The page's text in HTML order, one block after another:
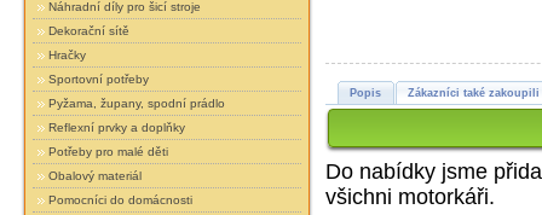
Náhradní díly pro šicí stroje
Dekorační sítě
Hračky
Sportovní potřeby
Pyžama, župany, spodní prádlo
Reflexní prvky a doplňky
Potřeby pro malé děti
Obalový materiál
Pomocníci do domácnosti
Popis Zákazníci také zakoupili
Do nabídky jsme
všichni motorkáři.